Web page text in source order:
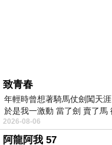
致青春
年輕時曾想著騎馬仗劍闖天
於是我一激動 當了劍 賣了馬
2026-08-06
阿龍阿我 57